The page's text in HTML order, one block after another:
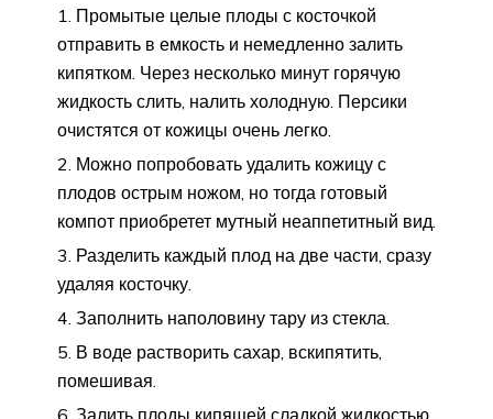
Промытые целые плоды с косточкой
отправить в емкость и немедленно залить
кипятком. Через несколько минут горячую
жидкость слить, налить холодную. Персики
очистятся от кожицы очень легко.
Можно попробовать удалить кожицу с
плодов острым ножом, но тогда готовый
компот приобретет мутный неаппетитный вид.
Разделить каждый плод на две части, сразу
удаляя косточку.
Заполнить наполовину тару из стекла.
В воде растворить сахар, вскипятить,
помешивая.
Залить плоды кипящей сладкой жидкостью.